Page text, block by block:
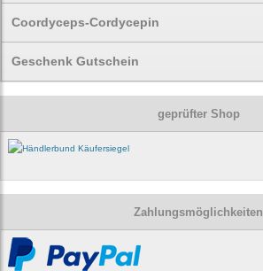
Coordyceps-Cordycepin
Geschenk Gutschein
geprüfter Shop
Zahlungsmöglichkeiten